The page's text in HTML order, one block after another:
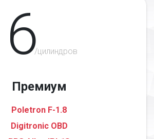
6/цилиндров
Премиум
Poletron F-1.8
Digitronic OBD